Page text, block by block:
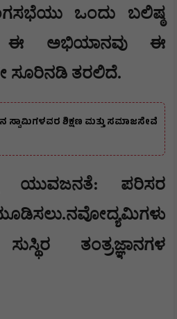
ಒಂದು ಬಲಿಷ್ಠ
ಈ ಅಭಿಯಾನವು ಈ
ಸೂರಿನಡಿ ತರಲಿದೆ.
ಸ್ವಾಮಿಗಳವರ ಶಿಕ್ಷಣ ಮತ್ತು ಸಮಾಜಸೇವೆ
ಯುವಜನತೆ: ಪರಿಸರ
ಸುಸ್ಥಿರ ತಂತ್ರಜ್ಞಾನಗಳ